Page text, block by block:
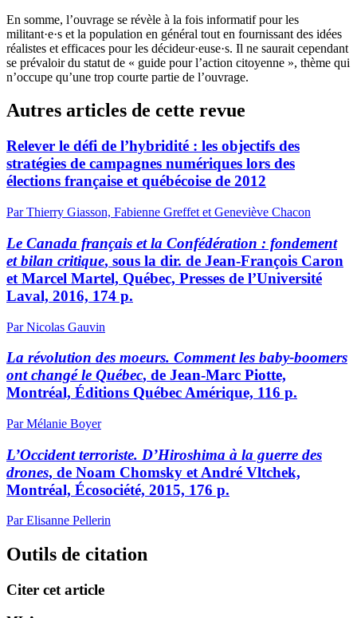
En somme, l’ouvrage se révèle à la fois informatif pour les
militant·e·s et la population en général tout en fournissant des idées
réalistes et efficaces pour les décideur·euse·s. Il ne saurait cependant
se prévaloir du statut de « guide pour l’action citoyenne », thème qui
n’occupe qu’une trop courte partie de l’ouvrage.
Autres articles de cette revue
Relever le défi de l’hybridité : les objectifs des
stratégies de campagnes numériques lors des
élections française et québécoise de 2012
Par Thierry Giasson, Fabienne Greffet et Geneviève Chacon
Le Canada français et la Confédération : fondement
et bilan critique, sous la dir. de Jean-François Caron
et Marcel Martel, Québec, Presses de l’Université
Laval, 2016, 174 p.
Par Nicolas Gauvin
La révolution des moeurs. Comment les baby-boomers
ont changé le Québec, de Jean-Marc Piotte,
Montréal, Éditions Québec Amérique, 116 p.
Par Mélanie Boyer
L’Occident terroriste. D’Hiroshima à la guerre des
drones, de Noam Chomsky et André Vltchek,
Montréal, Écosociété, 2015, 176 p.
Par Elisanne Pellerin
Outils de citation
Citer cet article